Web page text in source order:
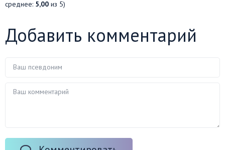
среднее: 5,00 из 5)
Добавить комментарий